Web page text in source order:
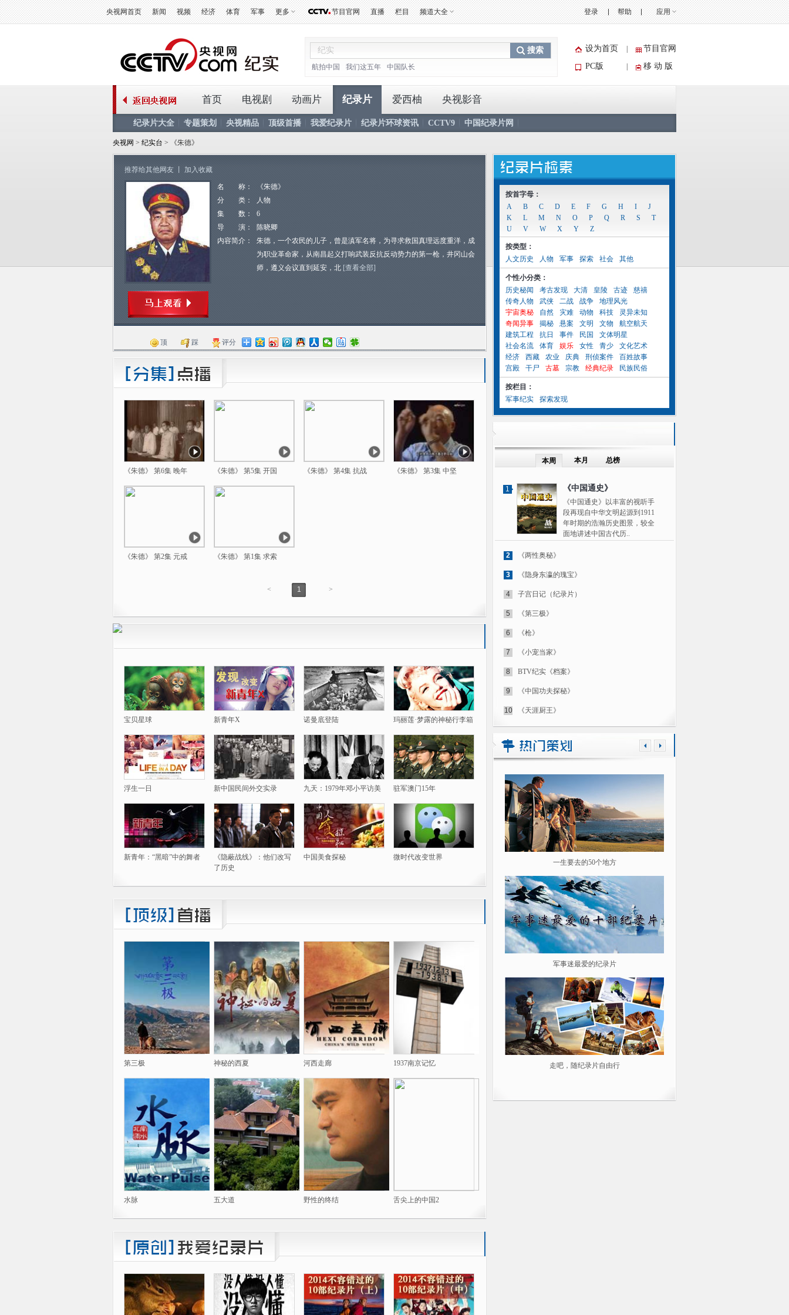
央视网首页 新闻 视频 经济 体育 军事 更多 节目官网 直播 栏目 频道大全 帮助 应用
登录
搜索
航拍中国 我们这五年 中国队长
设为首页
节目官网
PC版
移 动 版
首页 电视剧 动画片 纪录片
纪录片大全 专题策划 央视精品 顶级首播 我爱纪录片 纪录片环球资讯 CCTV9 中国纪录片网
爱西柚 央视影音
央视网 > 纪实台 > 《朱德》
推荐给其他网友 加入收藏
名 称：
《朱德》
分 类：
人物
集 数：
6
导 演：
陈晓卿
内容简介：
朱德，一个农民的儿子，曾是滇军名将，为寻求救国真理远度重洋，成
为职业革命家，从南昌起义打响武装反抗反动势力的第一枪，井冈山会
师，遵义会议直到延安，北 [查看全部]
顶 踩 评分
《朱德》 第6集 晚年 《朱德》 第5集 开国 《朱德》 第4集 抗战 《朱德》 第3集 中坚
《朱德》 第2集 元戒 《朱德》 第1集 求索
< 1 >
宝贝星球 新青年X 诺曼底登陆 玛丽莲·梦露的神秘行李箱
浮生一日 新中国民间外交实录 九天：1979年邓小平访美 驻军澳门15年
新青年：“黑暗”中的舞者
《隐蔽战线》：他们改写
了历史
中国美食探秘 微时代改变世界
第三极 神秘的西夏 河西走廊 1937南京记忆
水脉 五大道 野性的终结 舌尖上的中国2
按首字母：
A
B C D E F G H I
J
K
L M N O P Q R S
T
U
V W X Y Z
按类型：
人文历史
人物 军事 探索 社会 其他
个性小分类：
历史秘闻
考古发现 大清 皇陵 古迹
慈禧
传奇人物
武侠 二战 战争
地理风光
宇宙奥秘
自然 灾难 动物 科技
灵异未知
奇闻异事
揭秘 悬案 文明 文物
航空航天
建筑工程
抗日 事件 民国
文体明星
社会名流
体育 娱乐 女性 青少
文化艺术
经济
西藏 农业 庆典 刑侦案件
百姓故事
宫殿
干尸 古墓 宗教 经典纪录 民族民俗
按栏目：
军事纪实
探索发现
本周 本月 总榜
1 《中国通史》
《中国通史》以丰富的视听手
段再现自中华文明起源到1911
年时期的浩瀚历史图景，较全
面地讲述中国古代历..
2 《两性奥秘》
3 《隐身东瀛的瑰宝》
4 子宫日记（纪录片）
5 《第三极》
6 《枪》
7 《小宠当家》
8 BTV纪实《档案》
9 《中国功夫探秘》
10 《天涯厨王》
一生要去的50个地方
军事迷最爱的纪录片
走吧，随纪录片自由行